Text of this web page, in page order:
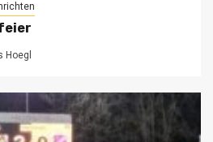
Hoegl